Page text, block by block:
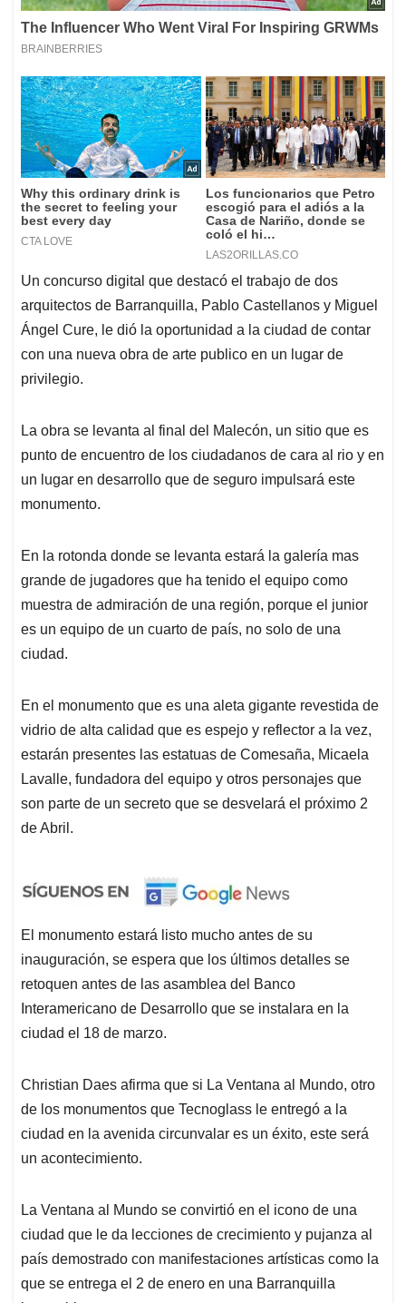
Un concurso digital que destacó el trabajo de dos
arquitectos de Barranquilla, Pablo Castellanos y Miguel
Ángel Cure, le dió la oportunidad a la ciudad de contar
con una nueva obra de arte publico en un lugar de
privilegio.
La obra se levanta al final del Malecón, un sitio que es
punto de encuentro de los ciudadanos de cara al rio y en
un lugar en desarrollo que de seguro impulsará este
monumento.
En la rotonda donde se levanta estará la galería mas
grande de jugadores que ha tenido el equipo como
muestra de admiración de una región, porque el junior
es un equipo de un cuarto de país, no solo de una
ciudad.
En el monumento que es una aleta gigante revestida de
vidrio de alta calidad que es espejo y reflector a la vez,
estarán presentes las estatuas de Comesaña, Micaela
Lavalle, fundadora del equipo y otros personajes que
son parte de un secreto que se desvelará el próximo 2
de Abril.
El monumento estará listo mucho antes de su
inauguración, se espera que los últimos detalles se
retoquen antes de las asamblea del Banco
Interamericano de Desarrollo que se instalara en la
ciudad el 18 de marzo.
Christian Daes afirma que si La Ventana al Mundo, otro
de los monumentos que Tecnoglass le entregó a la
ciudad en la avenida circunvalar es un éxito, este será
un acontecimiento.
La Ventana al Mundo se convirtió en el icono de una
ciudad que le da lecciones de crecimiento y pujanza al
país demostrado con manifestaciones artísticas como la
que se entrega el 2 de enero en una Barranquilla